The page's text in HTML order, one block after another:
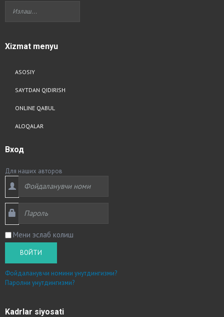
Xizmat menyu
ASOSIY
SAYTDAN QIDIRISH
ONLINE QABUL
ALOQALAR
Вход
Для наших авторов
Мени эслаб колиш
ВОЙТИ
Фойдаланувчи номини унутдингизми?
Паролни унутдингизми?
Kadrlar siyosati